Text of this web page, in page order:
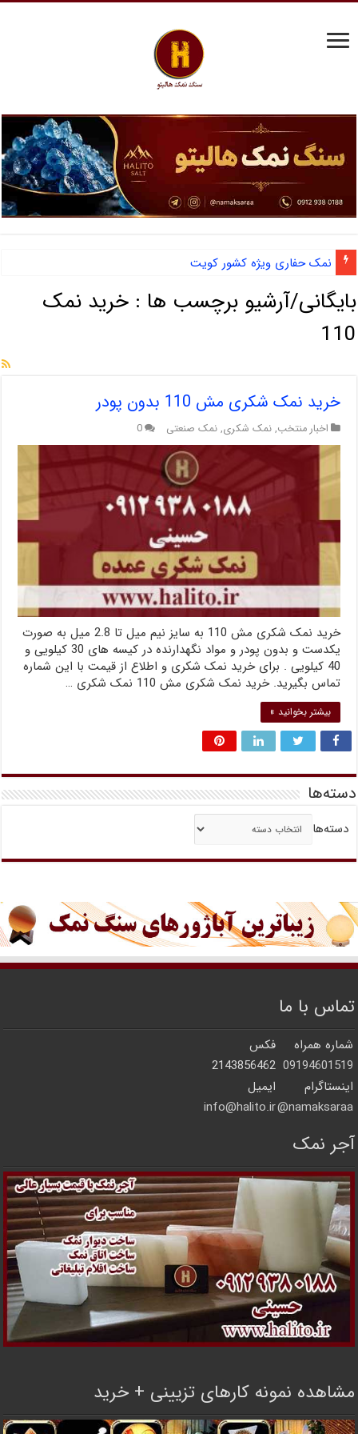
نمک حفاری ویژه کشور کویت
بایگانی/آرشیو برچسب ها : خرید نمک
110
خرید نمک شکری مش 110 بدون پودر
اخبار منتخب, نمک شکری, نمک صنعتی 0
خرید نمک شکری مش 110 به سایز نیم میل تا 2.8 میل به صورت
یکدست و بدون پودر و مواد نگهدارنده در کیسه های 30 کیلویی و
40 کیلویی . برای خرید نمک شکری و اطلاع از قیمت با این شماره
تماس بگیرید. خرید نمک شکری مش 110 نمک شکری …
بیشتر بخوانید »
دسته‌ها
دسته‌ها
تماس با ما
شماره همراه
فکس
09194601519
2143856462
اینستاگرام
ایمیل
namaksaraa@
info@halito.ir
آجر نمک
مشاهده نمونه کارهای تزیینی + خرید